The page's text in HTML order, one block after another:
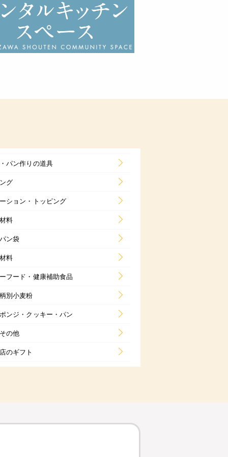
パン作りの道具
グ
ション・トッピング
料
ン袋
料
フード・健康補助食品
別小麦粉
ンジ・クッキー・パン
の他
のギフト